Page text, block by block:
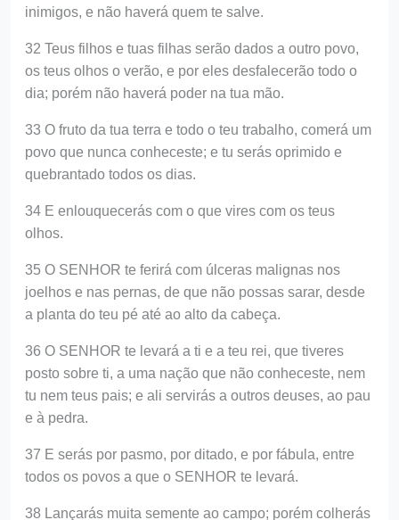
inimigos, e não haverá quem te salve.
32 Teus filhos e tuas filhas serão dados a outro povo,
os teus olhos o verão, e por eles desfalecerão todo o
dia; porém não haverá poder na tua mão.
33 O fruto da tua terra e todo o teu trabalho, comerá um
povo que nunca conheceste; e tu serás oprimido e
quebrantado todos os dias.
34 E enlouquecerás com o que vires com os teus
olhos.
35 O SENHOR te ferirá com úlceras malignas nos
joelhos e nas pernas, de que não possas sarar, desde
a planta do teu pé até ao alto da cabeça.
36 O SENHOR te levará a ti e a teu rei, que tiveres
posto sobre ti, a uma nação que não conheceste, nem
tu nem teus pais; e ali servirás a outros deuses, ao pau
e à pedra.
37 E serás por pasmo, por ditado, e por fábula, entre
todos os povos a que o SENHOR te levará.
38 Lançarás muita semente ao campo; porém colherás